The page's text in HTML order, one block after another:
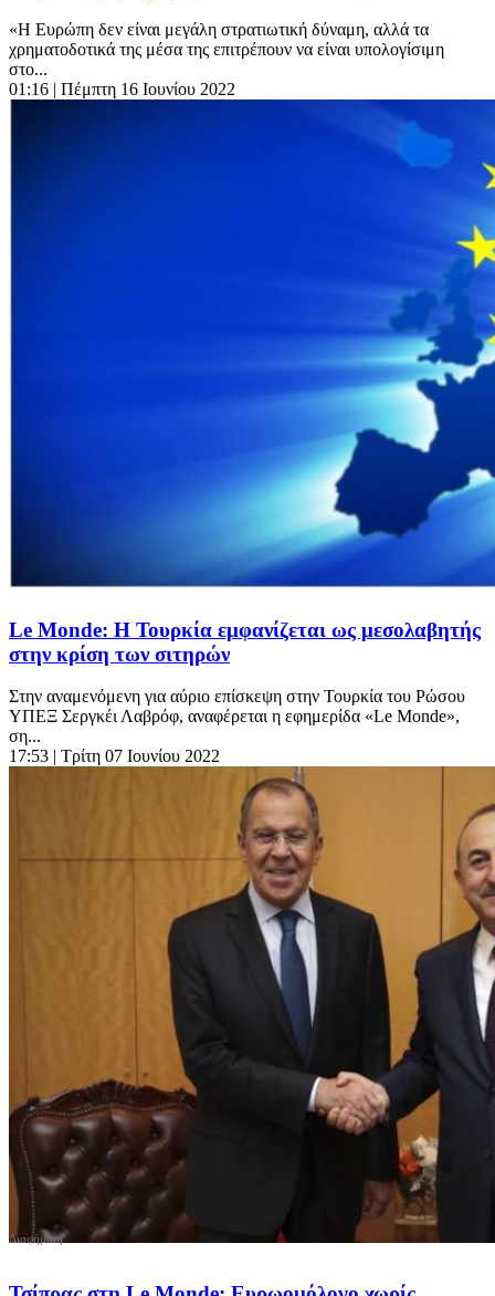
«Η Ευρώπη δεν είναι μεγάλη στρατιωτική δύναμη, αλλά τα
χρηματοδοτικά της μέσα της επιτρέπουν να είναι υπολογίσιμη
στο...
01:16 | Πέμπτη 16 Ιουνίου 2022
Le Monde: Η Τουρκία εμφανίζεται ως μεσολαβητής
στην κρίση των σιτηρών
Στην αναμενόμενη για αύριο επίσκεψη στην Τουρκία του Ρώσου
ΥΠΕΞ Σεργκέι Λαβρόφ, αναφέρεται η εφημερίδα «Le Monde»,
ση...
17:53 | Τρίτη 07 Ιουνίου 2022